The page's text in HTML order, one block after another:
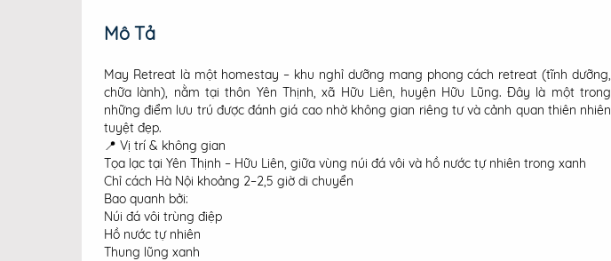
Mô Tả
May Retreat là một homestay – khu nghỉ dưỡng mang phong cách retreat (tĩnh dưỡng,
chữa lành), nằm tại thôn Yên Thịnh, xã Hữu Liên, huyện Hữu Lũng. Đây là một trong
những điểm lưu trú được đánh giá cao nhờ không gian riêng tư và cảnh quan thiên nhiên
tuyệt đẹp.
📍 Vị trí & không gian
Tọa lạc tại Yên Thịnh – Hữu Liên, giữa vùng núi đá vôi và hồ nước tự nhiên trong xanh
Chỉ cách Hà Nội khoảng 2–2,5 giờ di chuyển
Bao quanh bởi:
Núi đá vôi trùng điệp
Hồ nước tự nhiên
Thung lũng xanh